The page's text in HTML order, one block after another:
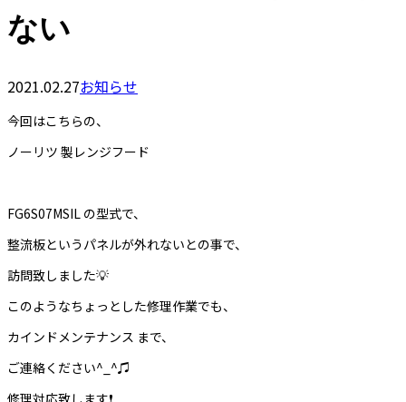
ない
2021.02.27お知らせ
今回はこちらの、
ノーリツ 製レンジフード
FG6S07MSIL の型式で、
整流板というパネルが外れないとの事で、
訪問致しました💡
このようなちょっとした修理作業でも、
カインドメンテナンス まで、
ご連絡ください^_^♫